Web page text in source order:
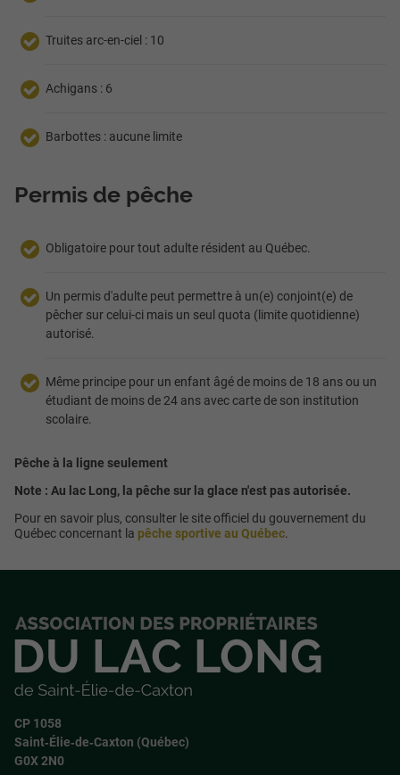
Truites arc-en-ciel : 10
Achigans : 6
Barbottes : aucune limite
Permis de pêche
Obligatoire pour tout adulte résident au Québec.
Un permis d'adulte peut permettre à un(e) conjoint(e) de
pêcher sur celui-ci mais un seul quota (limite quotidienne)
autorisé.
Même principe pour un enfant âgé de moins de 18 ans ou un
étudiant de moins de 24 ans avec carte de son institution
scolaire.
Pêche à la ligne seulement
Note : Au lac Long, la pêche sur la glace n'est pas autorisée.
Pour en savoir plus, consulter le site officiel du gouvernement du
Québec concernant la pêche sportive au Québec.
CP 1058
Saint‑Élie‑de‑Caxton (Québec)
G0X 2N0